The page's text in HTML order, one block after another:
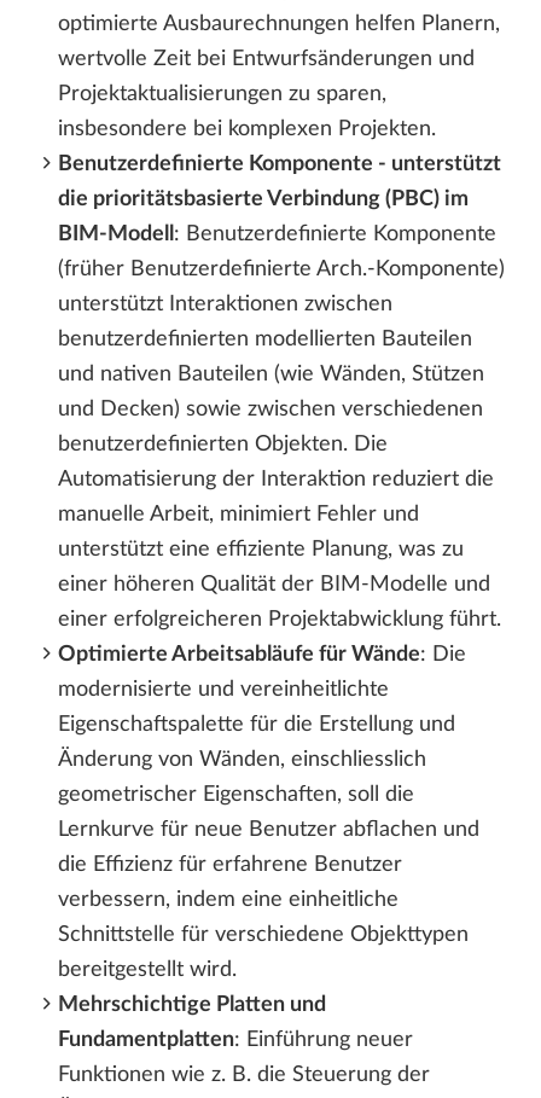
optimierte Ausbaurechnungen helfen Planern,
wertvolle Zeit bei Entwurfsänderungen und
Projektaktualisierungen zu sparen,
insbesondere bei komplexen Projekten.
Benutzerdefinierte Komponente - unterstützt
die prioritätsbasierte Verbindung (PBC) im
BIM-Modell : Benutzerdefinierte Komponente
(früher Benutzerdefinierte Arch.-Komponente)
unterstützt Interaktionen zwischen
benutzerdefinierten modellierten Bauteilen
und nativen Bauteilen (wie Wänden, Stützen
und Decken) sowie zwischen verschiedenen
benutzerdefinierten Objekten. Die
Automatisierung der Interaktion reduziert die
manuelle Arbeit, minimiert Fehler und
unterstützt eine effiziente Planung, was zu
einer höheren Qualität der BIM-Modelle und
einer erfolgreicheren Projektabwicklung führt.
Optimierte Arbeitsabläufe für Wände: Die
modernisierte und vereinheitlichte
Eigenschaftspalette für die Erstellung und
Änderung von Wänden, einschliesslich
geometrischer Eigenschaften, soll die
Lernkurve für neue Benutzer abflachen und
die Effizienz für erfahrene Benutzer
verbessern, indem eine einheitliche
Schnittstelle für verschiedene Objekttypen
bereitgestellt wird.
Mehrschichtige Platten und
Fundamentplatten: Einführung neuer
Funktionen wie z. B. die Steuerung der